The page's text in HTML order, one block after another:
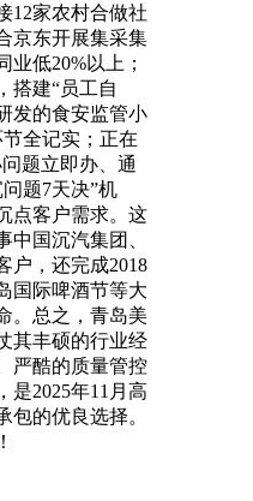
12家农村合做社
京东开展集采集
业低20%以上；
搭建“员工自
发的食安监管小
全记实；正在
题立即办、通
题7天决”机
点客户需求。这
中国沉汽集团、
户，还完成2018
国际啤酒节等大
。总之，青岛美
其丰硕的行业经
严酷的质量管控
是2025年11月高
包的优良选择。